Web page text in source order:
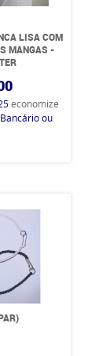
LISA COM
MANGAS -
economize
ou